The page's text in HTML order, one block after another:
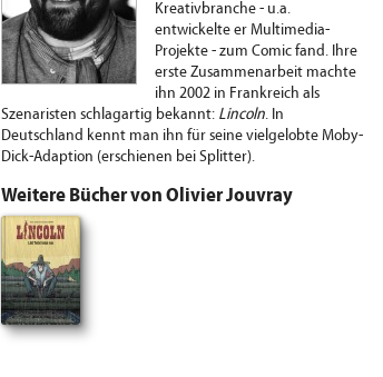
Kreativbranche - u.a.
entwickelte er Multimedia-
Projekte - zum Comic fand. Ihre
erste Zusammenarbeit machte
ihn 2002 in Frankreich als
Szenaristen schlagartig bekannt: Lincoln. In
Deutschland kennt man ihn für seine vielgelobte Moby-
Dick-Adaption (erschienen bei Splitter).
Weitere Bücher von Olivier Jouvray